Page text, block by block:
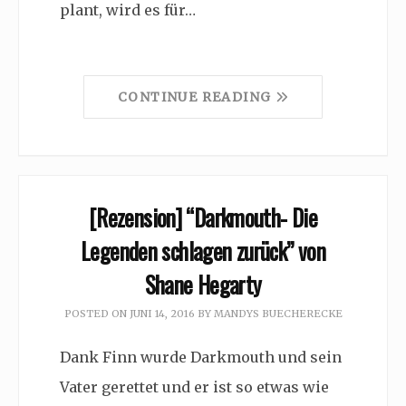
plant, wird es für…
CONTINUE READING
[Rezension] “Darkmouth- Die
Legenden schlagen zurück” von
Shane Hegarty
POSTED ON JUNI 14, 2016 BY MANDYS BUECHERECKE
Dank Finn wurde Darkmouth und sein
Vater gerettet und er ist so etwas wie